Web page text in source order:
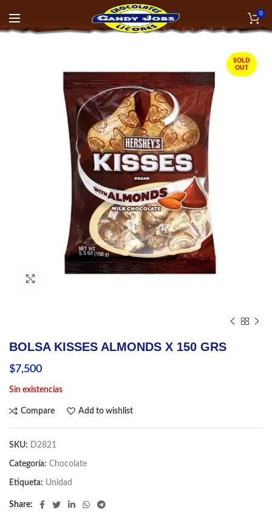
0
SOLD
OUT
BOLSA KISSES ALMONDS X 150 GRS
$7,500
Sin existencias
Compare Add to wishlist
SKU: D2821
Categoría: Chocolate
Etiqueta: Unidad
Share